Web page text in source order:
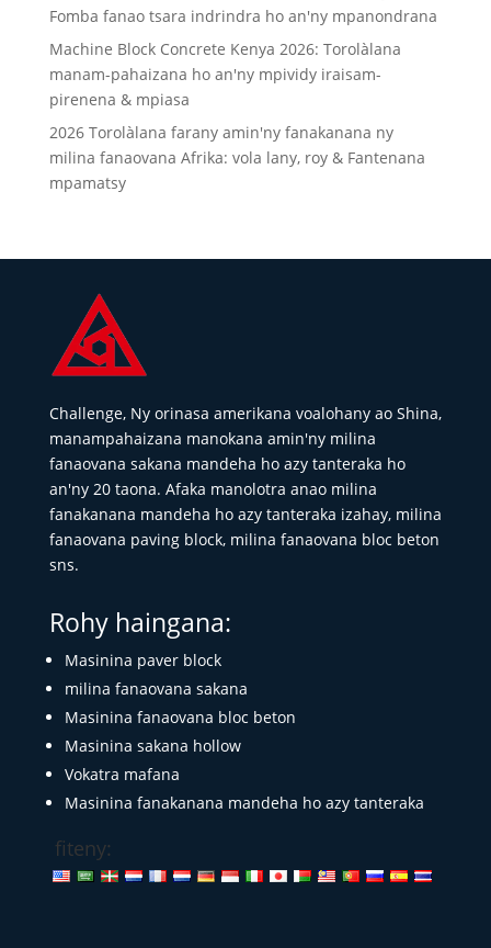
Fomba fanao tsara indrindra ho an'ny mpanondrana
Machine Block Concrete Kenya 2026: Torolàlana
manam-pahaizana ho an'ny mpividy iraisam-
pirenena & mpiasa
2026 Torolàlana farany amin'ny fanakanana ny
milina fanaovana Afrika: vola lany, roy & Fantenana
mpamatsy
Challenge, Ny orinasa amerikana voalohany ao Shina,
manampahaizana manokana amin'ny milina
fanaovana sakana mandeha ho azy tanteraka ho
an'ny 20 taona. Afaka manolotra anao milina
fanakanana mandeha ho azy tanteraka izahay, milina
fanaovana paving block, milina fanaovana bloc beton
sns.
Rohy haingana:
Masinina paver block
milina fanaovana sakana
Masinina fanaovana bloc beton
Masinina sakana hollow
Vokatra mafana
Masinina fanakanana mandeha ho azy tanteraka
fiteny: